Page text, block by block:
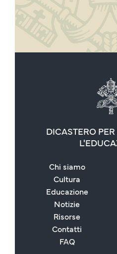
DICASTERO
Chi siamo
Cultura
Educazione
Notizie
Risorse
Contatti
FAQ